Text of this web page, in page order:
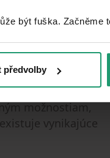
být fuška. Začněme
předvolby
celkového
možnostiam,
vynikajúce